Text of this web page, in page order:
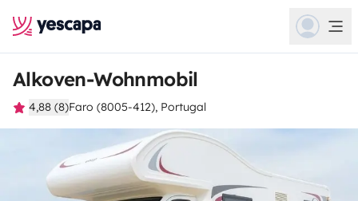
Alkoven-Wohnmobil
4,88 (8)Faro (8005-412), Portugal